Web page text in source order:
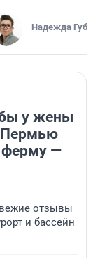
Надежда
у жены
Пермью
ферму —
отзывы
и бассейн